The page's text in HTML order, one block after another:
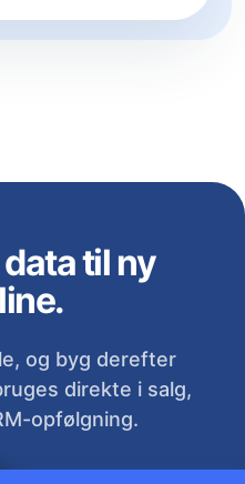
til ny
og byg derefter
direkte i salg,
opfølgning.